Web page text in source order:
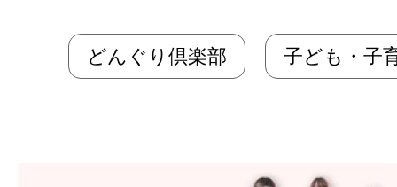
どんぐり倶楽部 子ども・子